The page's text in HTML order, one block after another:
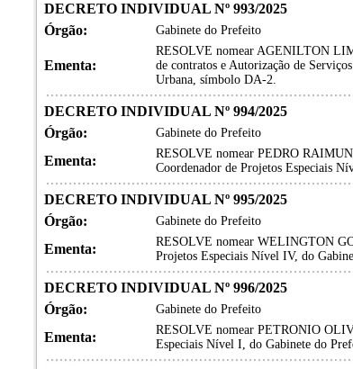
DECRETO INDIVIDUAL Nº 993/2025
Órgão:
Gabinete do Prefeito
Ementa:
RESOLVE nomear AGENILTON
de contratos e Autorização de
Urbana, símbolo DA-2.
DECRETO INDIVIDUAL Nº 994/2025
Órgão:
Gabinete do Prefeito
Ementa:
RESOLVE nomear PEDRO
Coordenador de Projetos Especiais
DECRETO INDIVIDUAL Nº 995/2025
Órgão:
Gabinete do Prefeito
Ementa:
RESOLVE nomear WELINGTON
Projetos Especiais Nível IV, do
DECRETO INDIVIDUAL Nº 996/2025
Órgão:
Gabinete do Prefeito
Ementa:
RESOLVE nomear PETRONIO
Especiais Nível I, do Gabinete do